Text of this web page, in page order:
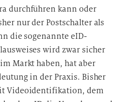
durchführen kann oder
nur der Postschalter als
die sogenannte eID-
wird zwar sicher
Markt haben, hat aber
in der Praxis. Bisher
Videoidentifikation, dem